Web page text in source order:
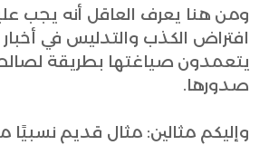
ومن هنا يعرف العاقل أنه يجب
افتراض الكذب والتدليس في أخبار
يتعمدون صياغتها بطريقة
صدورها.
وإليكم مثالين: مثال قديم نسبيًا